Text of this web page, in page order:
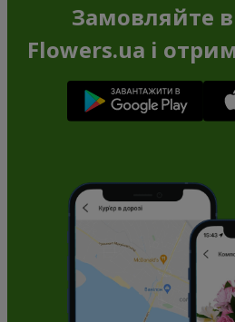
Замовляйте
Flowers.ua і